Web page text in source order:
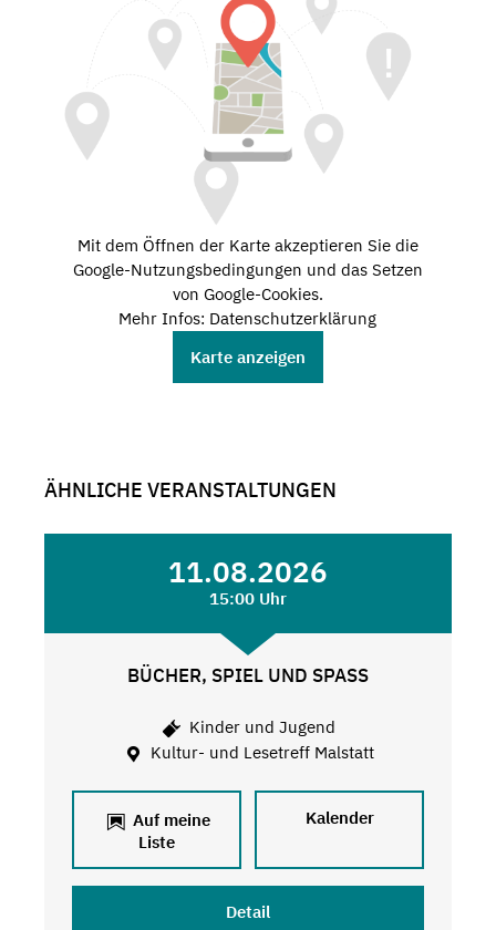
Mit dem Öffnen der Karte akzeptieren Sie die
Google-Nutzungsbedingungen und das Setzen
von Google-Cookies.
Mehr Infos: Datenschutzerklärung
Karte anzeigen
ÄHNLICHE VERANSTALTUNGEN
11.08.2026
15:00 Uhr
BÜCHER, SPIEL UND SPASS
Kinder und Jugend
Kultur- und Lesetreff Malstatt
Auf meine
Liste
Kalender
Detail